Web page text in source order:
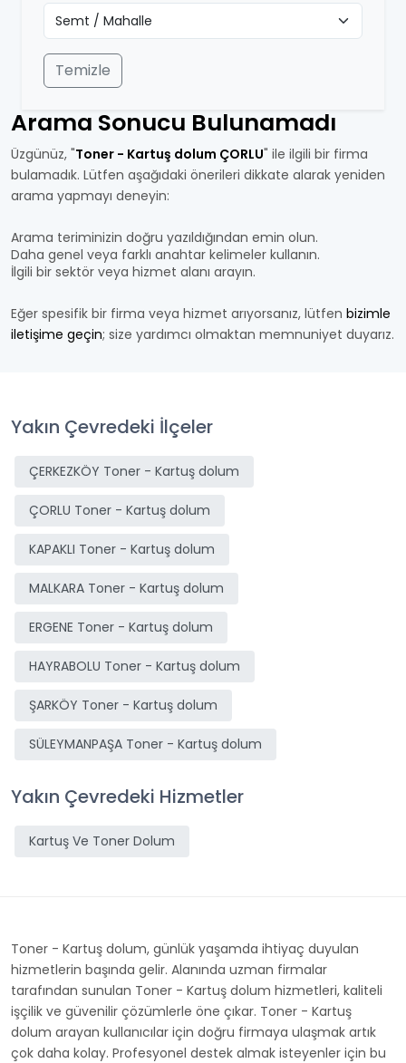
Temizle
Arama Sonucu Bulunamadı
Üzgünüz, "Toner - Kartuş dolum ÇORLU" ile ilgili bir firma
bulamadık. Lütfen aşağıdaki önerileri dikkate alarak yeniden
arama yapmayı deneyin:
Arama teriminizin doğru yazıldığından emin olun.
Daha genel veya farklı anahtar kelimeler kullanın.
İlgili bir sektör veya hizmet alanı arayın.
Eğer spesifik bir firma veya hizmet arıyorsanız, lütfen bizimle
iletişime geçin; size yardımcı olmaktan memnuniyet duyarız.
Yakın Çevredeki İlçeler
ÇERKEZKÖY Toner - Kartuş dolum
ÇORLU Toner - Kartuş dolum
KAPAKLI Toner - Kartuş dolum
MALKARA Toner - Kartuş dolum
ERGENE Toner - Kartuş dolum
HAYRABOLU Toner - Kartuş dolum
ŞARKÖY Toner - Kartuş dolum
SÜLEYMANPAŞA Toner - Kartuş dolum
Yakın Çevredeki Hizmetler
Kartuş Ve Toner Dolum
Toner - Kartuş dolum, günlük yaşamda ihtiyaç duyulan
hizmetlerin başında gelir. Alanında uzman firmalar
tarafından sunulan Toner - Kartuş dolum hizmetleri, kaliteli
işçilik ve güvenilir çözümlerle öne çıkar. Toner - Kartuş
dolum arayan kullanıcılar için doğru firmaya ulaşmak artık
çok daha kolay. Profesyonel destek almak isteyenler için bu